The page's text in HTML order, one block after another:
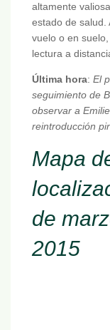
altamente
estado de salud.
vuelo o en
lectura a
Última hora: El
seguimiento de
observar a
reintroducción
Mapa
de
2015